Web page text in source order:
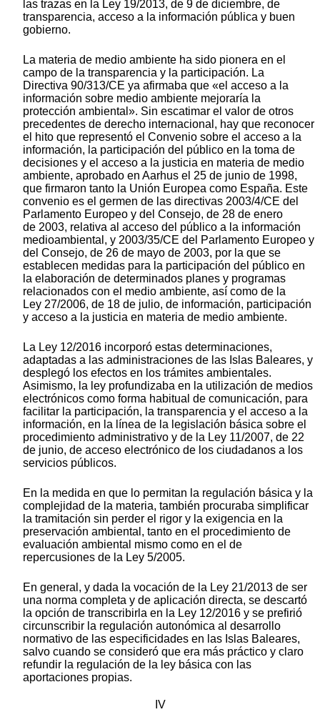
las trazas en la Ley 19/2013, de 9 de diciembre, de
transparencia, acceso a la información pública y buen
gobierno.
La materia de medio ambiente ha sido pionera en el
campo de la transparencia y la participación. La
Directiva 90/313/CE ya afirmaba que «el acceso a la
información sobre medio ambiente mejoraría la
protección ambiental». Sin escatimar el valor de otros
precedentes de derecho internacional, hay que reconocer
el hito que representó el Convenio sobre el acceso a la
información, la participación del público en la toma de
decisiones y el acceso a la justicia en materia de medio
ambiente, aprobado en Aarhus el 25 de junio de 1998,
que firmaron tanto la Unión Europea como España. Este
convenio es el germen de las directivas 2003/4/CE del
Parlamento Europeo y del Consejo, de 28 de enero
de 2003, relativa al acceso del público a la información
medioambiental, y 2003/35/CE del Parlamento Europeo y
del Consejo, de 26 de mayo de 2003, por la que se
establecen medidas para la participación del público en
la elaboración de determinados planes y programas
relacionados con el medio ambiente, así como de la
Ley 27/2006, de 18 de julio, de información, participación
y acceso a la justicia en materia de medio ambiente.
La Ley 12/2016 incorporó estas determinaciones,
adaptadas a las administraciones de las Islas Baleares, y
desplegó los efectos en los trámites ambientales.
Asimismo, la ley profundizaba en la utilización de medios
electrónicos como forma habitual de comunicación, para
facilitar la participación, la transparencia y el acceso a la
información, en la línea de la legislación básica sobre el
procedimiento administrativo y de la Ley 11/2007, de 22
de junio, de acceso electrónico de los ciudadanos a los
servicios públicos.
En la medida en que lo permitan la regulación básica y la
complejidad de la materia, también procuraba simplificar
la tramitación sin perder el rigor y la exigencia en la
preservación ambiental, tanto en el procedimiento de
evaluación ambiental mismo como en el de
repercusiones de la Ley 5/2005.
En general, y dada la vocación de la Ley 21/2013 de ser
una norma completa y de aplicación directa, se descartó
la opción de transcribirla en la Ley 12/2016 y se prefirió
circunscribir la regulación autonómica al desarrollo
normativo de las especificidades en las Islas Baleares,
salvo cuando se consideró que era más práctico y claro
refundir la regulación de la ley básica con las
aportaciones propias.
IV